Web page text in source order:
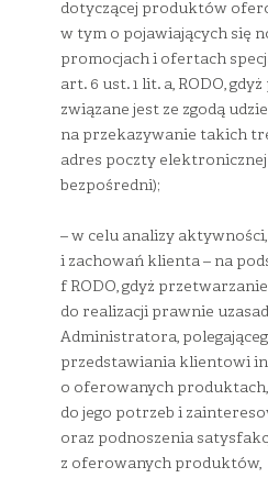
dotyczącej produktów
w tym o pojawiających się
promocjach i ofertach
art. 6 ust. 1 lit. a, RODO,
związane jest ze zgodą
na przekazywanie takich
adres poczty
bezpośredni);
– w celu analizy
i zachowań klienta – na
f RODO, gdyż
do realizacji prawnie
Administratora,
przedstawiania klientowi
o oferowanych
do jego potrzeb i
oraz podnoszenia
z oferowanych produktów,